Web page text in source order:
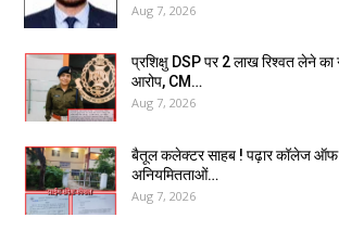
Aug 7, 2026
प्रशिक्षु DSP पर ₹2 लाख रिश्वत लेने का
आरोप, CM…
Aug 7, 2026
बैतूल कलेक्टर साहब ! पढ़ार कॉलेज ऑफ
अनियमितताओं…
Aug 7, 2026